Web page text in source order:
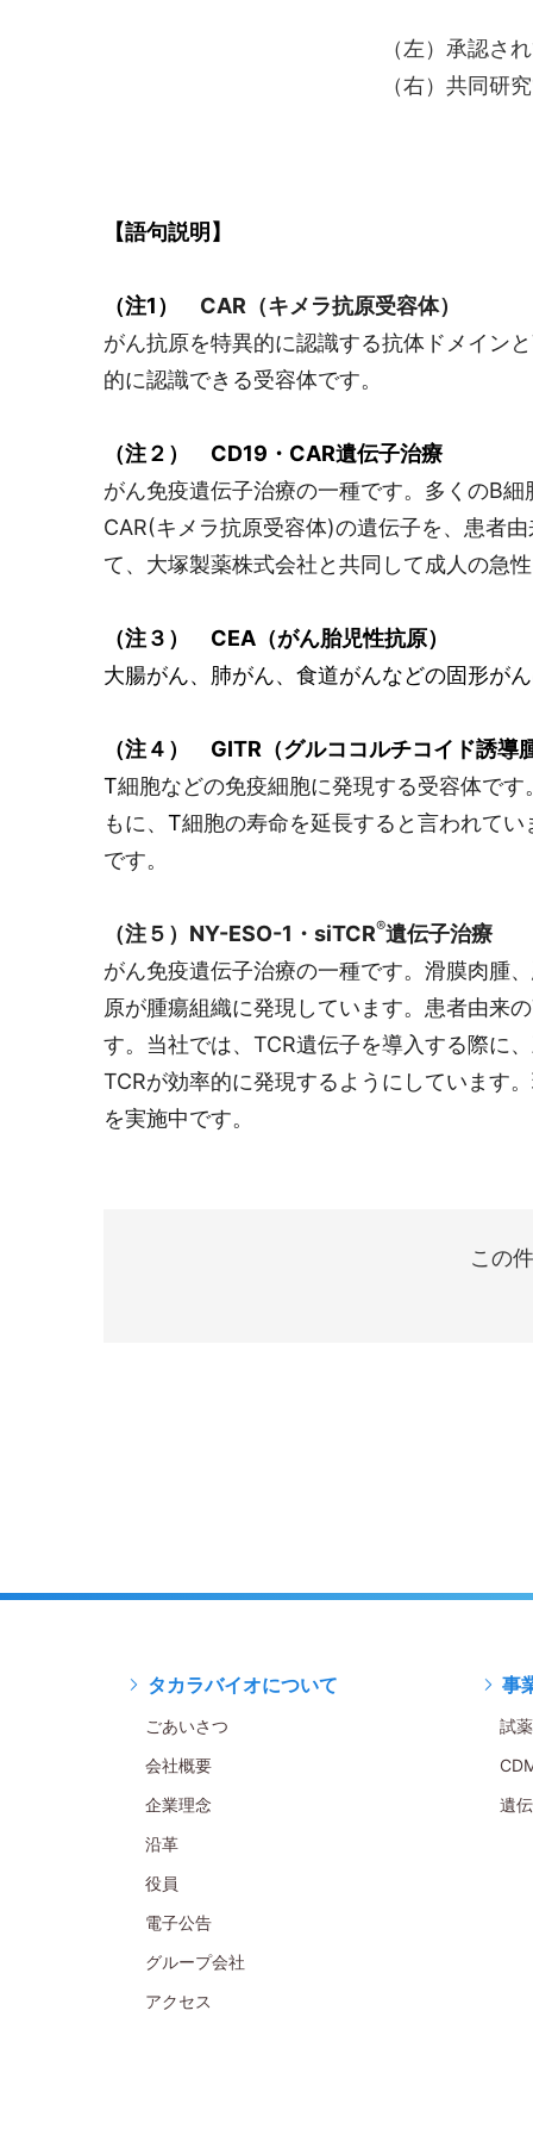
（左）承認されているCAR遺
（右）共同研究で検証予定
【語句説明】
（注1） CAR （キメラ抗原受容体）
がん抗原を特異的に認識する抗体ドメインと
的に認識できる受容体です。
（注２） CD19・CAR遺伝子治療
がん免疫遺伝子治療の一種です。多くのB
CAR(キメラ抗原受容体)の遺伝子を、患者
て、大塚製薬株式会社と共同して成人の急
（注３） CEA （がん胎児性抗原）
大腸がん、肺がん、食道がんなどの固形が
（注４） GITR （グルココルチコイド誘導
T細胞などの免疫細胞に発現する受容体です
もに、 T細胞の寿命を延長すると言われて
です。
（注５）NY-ESO-1・siTCR®遺伝子治療
がん免疫遺伝子治療の一種です。滑膜肉腫
原が腫瘍組織に発現しています。患者由来の
す。当社では、TCR遺伝子を導入する際に
TCRが効率的に発現するようにしています
を実施中です。
この
タカラバイオについて
ごあいさつ
会社概要
企業理念
沿革
役員
電子公告
グループ会社
アクセス
事
試
遺